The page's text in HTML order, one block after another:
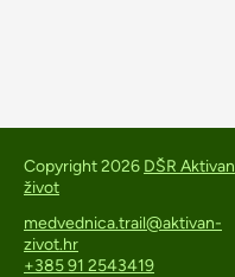
Copyright 2026 DŠR Aktivan
život
medvednica.trail@aktivan-
zivot.hr
+385 91 2543419